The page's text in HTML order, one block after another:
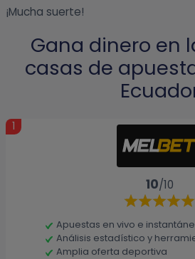
¡Mucha suerte!
Gana dinero en
casas de
1
10/10
Apuestas en vivo e
Análisis estadístico y
Amplia oferta deportiva